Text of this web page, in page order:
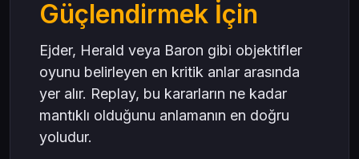
Güçlendirmek İçin
Ejder, Herald veya Baron gibi objektifler
oyunu belirleyen en kritik anlar arasında
yer alır. Replay, bu kararların ne kadar
mantıklı olduğunu anlamanın en doğru
yoludur.